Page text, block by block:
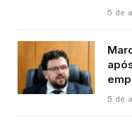
5 de
5 de